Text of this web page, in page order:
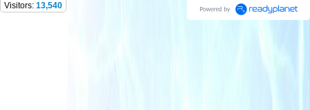
Visitors: 13,540